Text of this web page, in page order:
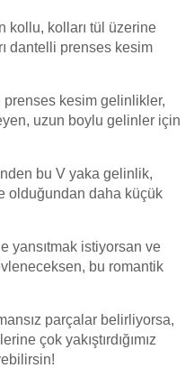
kollu, kolları tül üzerine
dantelli prenses kesim
prenses kesim gelinlikler,
uzun boylu gelinler için
bu V yaka gelinlik,
olduğundan daha küçük
yansıtmak istiyorsan ve
bu romantik
parçalar belirliyorsa,
çok yakıştırdığımız